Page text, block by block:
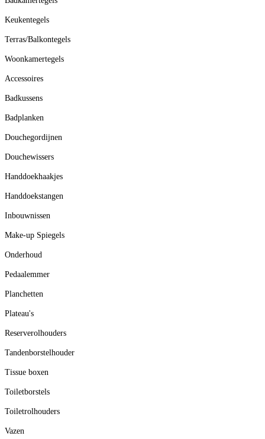
Keukentegels
Terras/Balkontegels
Woonkamertegels
Accessoires
Badkussens
Badplanken
Douchegordijnen
Douchewissers
Handdoekhaakjes
Handdoekstangen
Inbouwnissen
Make-up Spiegels
Onderhoud
Pedaalemmer
Planchetten
Plateau's
Reserverolhouders
Tandenborstelhouder
Tissue boxen
Toiletborstels
Toiletrolhouders
Vazen